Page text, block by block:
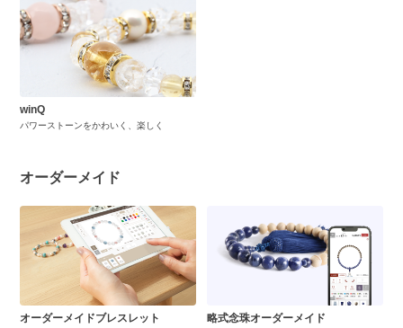
winQ
パワーストーンをかわいく、楽しく
オーダーメイド
オーダーメイドブレスレット 略式念珠オーダーメイド